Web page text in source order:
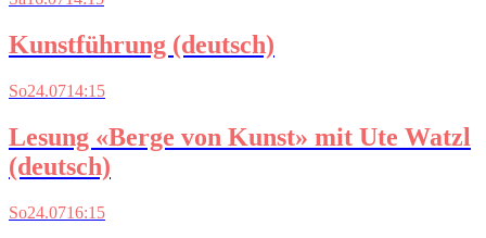
Kunstführung (deutsch)
So24.0714:15
Lesung «Berge von Kunst» mit Ute Watzl
(deutsch)
So24.0716:15